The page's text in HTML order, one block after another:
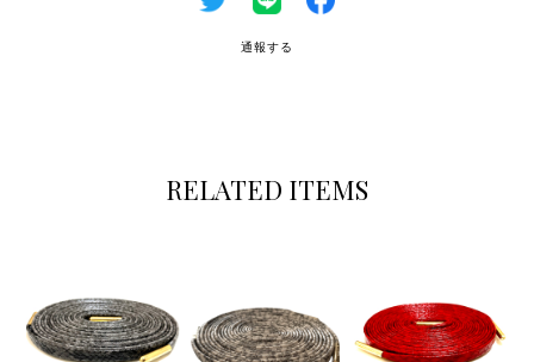
通報する
RELATED ITEMS